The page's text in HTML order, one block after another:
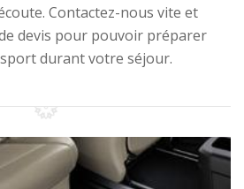
Contactez-nous vite et
devis pour pouvoir préparer
durant votre séjour.